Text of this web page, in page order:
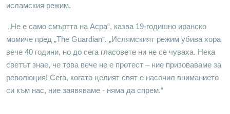
исламския режим.
„Не е само смъртта на Асра“, казва 19-годишно иранско
момиче пред „The Guardian“. „Ислямският режим убива хора
вече 40 години, но до сега гласовете ни не се чуваха. Нека
светът знае, че това вече не е протест – ние призоваваме за
революция! Сега, когато целият свят е насочил вниманието
си към нас, ние заявяваме - няма да спрем.“